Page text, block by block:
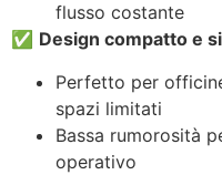
flusso costante
✅ Design compatto e
Perfetto per
spazi limitati
Bassa rumorosità
operativo